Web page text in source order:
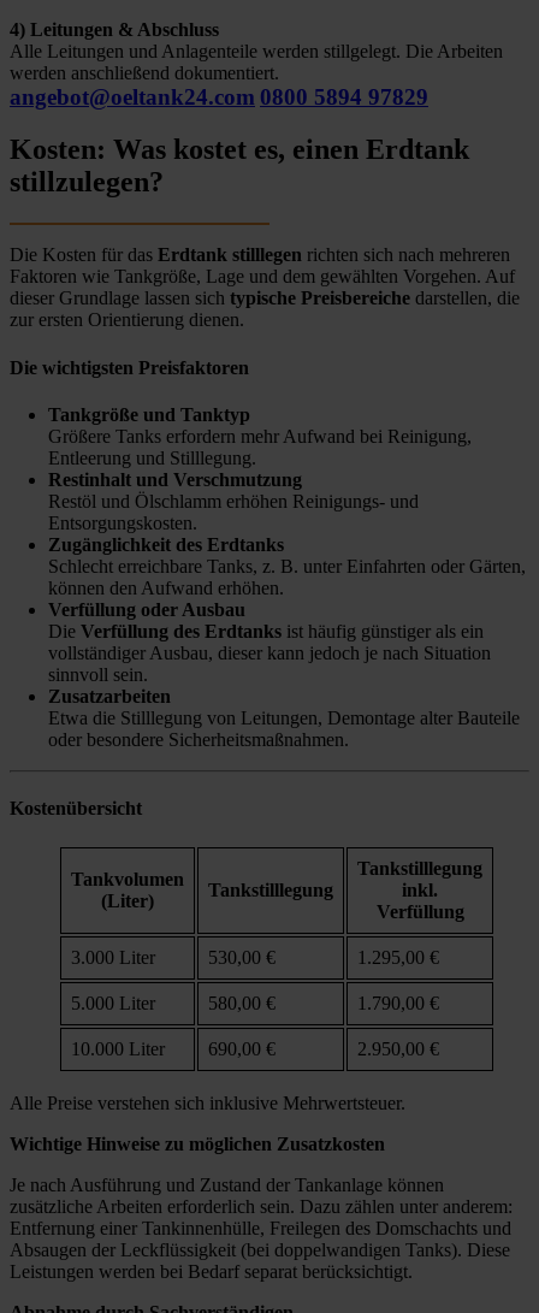
4) Leitungen & Abschluss
Alle Leitungen und Anlagenteile werden stillgelegt. Die Arbeiten
werden anschließend dokumentiert.
angebot@oeltank24.com 0800 5894 97829
Kosten: Was kostet es, einen Erdtank
stillzulegen?
Die Kosten für das Erdtank stilllegen richten sich nach mehreren
Faktoren wie Tankgröße, Lage und dem gewählten Vorgehen. Auf
dieser Grundlage lassen sich typische Preisbereiche darstellen, die
zur ersten Orientierung dienen.
Die wichtigsten Preisfaktoren
Tankgröße und Tanktyp
Größere Tanks erfordern mehr Aufwand bei Reinigung,
Entleerung und Stilllegung.
Restinhalt und Verschmutzung
Restöl und Ölschlamm erhöhen Reinigungs- und
Entsorgungskosten.
Zugänglichkeit des Erdtanks
Schlecht erreichbare Tanks, z. B. unter Einfahrten oder Gärten,
können den Aufwand erhöhen.
Verfüllung oder Ausbau
Die Verfüllung des Erdtanks ist häufig günstiger als ein
vollständiger Ausbau, dieser kann jedoch je nach Situation
sinnvoll sein.
Zusatzarbeiten
Etwa die Stilllegung von Leitungen, Demontage alter Bauteile
oder besondere Sicherheitsmaßnahmen.
Kostenübersicht
Tankvolumen
(Liter)
Tankstilllegung
Tankstilllegung
inkl.
Verfüllung
3.000 Liter 530,00 € 1.295,00 €
5.000 Liter 580,00 € 1.790,00 €
10.000 Liter 690,00 € 2.950,00 €
Alle Preise verstehen sich inklusive Mehrwertsteuer.
Wichtige Hinweise zu möglichen Zusatzkosten
Je nach Ausführung und Zustand der Tankanlage können
zusätzliche Arbeiten erforderlich sein. Dazu zählen unter anderem:
Entfernung einer Tankinnenhülle, Freilegen des Domschachts und
Absaugen der Leckflüssigkeit (bei doppelwandigen Tanks). Diese
Leistungen werden bei Bedarf separat berücksichtigt.